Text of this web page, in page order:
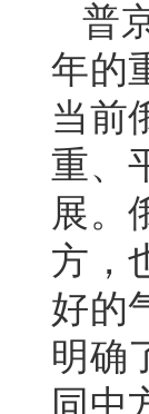
普
年的
当前
重、
展。
方，
好的
明确
同中